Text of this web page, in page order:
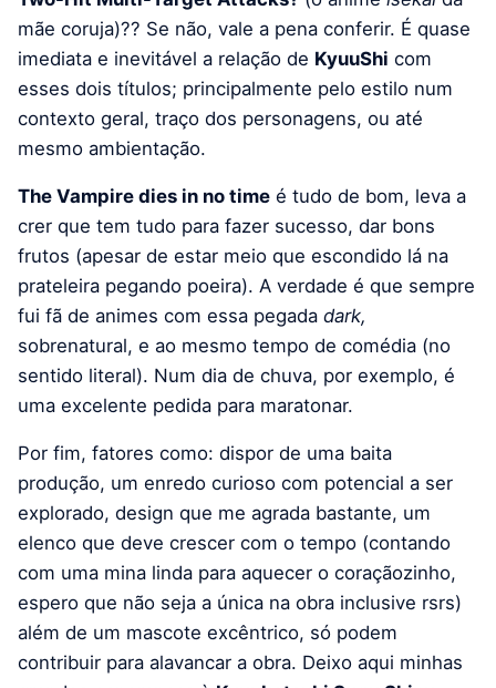
mãe coruja)?? Se não, vale a pena conferir. É quase
imediata e inevitável a relação de KyuuShi com
esses dois títulos; principalmente pelo estilo num
contexto geral, traço dos personagens, ou até
mesmo ambientação.
The Vampire dies in no time é tudo de bom, leva a
crer que tem tudo para fazer sucesso, dar bons
frutos (apesar de estar meio que escondido lá na
prateleira pegando poeira). A verdade é que sempre
fui fã de animes com essa pegada dark,
sobrenatural, e ao mesmo tempo de comédia (no
sentido literal). Num dia de chuva, por exemplo, é
uma excelente pedida para maratonar.
Por fim, fatores como: dispor de uma baita
produção, um enredo curioso com potencial a ser
explorado, design que me agrada bastante, um
elenco que deve crescer com o tempo (contando
com uma mina linda para aquecer o coraçãozinho,
espero que não seja a única na obra inclusive rsrs)
além de um mascote excêntrico, só podem
contribuir para alavancar a obra. Deixo aqui minhas